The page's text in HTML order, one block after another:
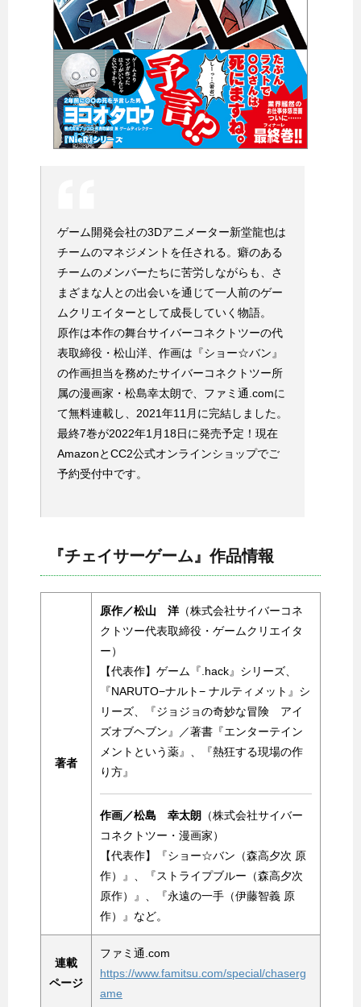
ゲーム開発会社の3Dアニメーター新堂龍也は
チームのマネジメントを任される。癖のある
チームのメンバーたちに苦労しながらも、さ
まざまな人との出会いを通じて一人前のゲー
ムクリエイターとして成長していく物語。
原作は本作の舞台サイバーコネクトツーの代
表取締役・松山洋、作画は『ショー☆バン』
の作画担当を務めたサイバーコネクトツー所
属の漫画家・松島幸太朗で、ファミ通.comに
て無料連載し、2021年11月に完結しました。
最終7巻が2022年1月18日に発売予定！現在
AmazonとCC2公式オンラインショップでご
予約受付中です。
『チェイサーゲーム』作品情報
著者
原作／松山 洋（株式会社サイバーコネ
クトツー代表取締役・ゲームクリエイタ
ー）
【代表作】ゲーム『.hack』シリーズ、
『NARUTO−ナルト− ナルティメット』シ
リーズ、『ジョジョの奇妙な冒険 アイ
ズオブヘブン』／著書『エンターテイン
メントという薬』、『熱狂する現場の作
り方』
作画／松島 幸太朗 （株式会社サイバー
コネクトツー・漫画家）
【代表作】『ショー☆バン（森高夕次 原
作）』、『ストライプブルー（森高夕次
原作）』、『永遠の一手（伊藤智義 原
作）』など。
連載
ページ
ファミ通.com
https://www.famitsu.com/special/chaserg
ame